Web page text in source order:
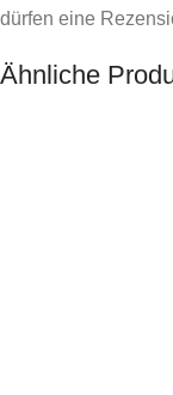
dürfen eine
Ähnliche